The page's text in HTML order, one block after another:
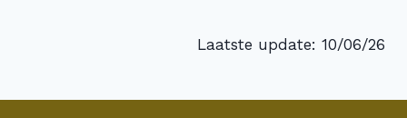
Laatste update: 10/06/26